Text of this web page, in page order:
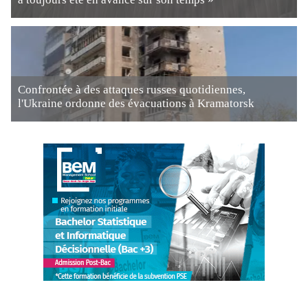
Confrontée à des attaques russes quotidiennes,
l'Ukraine ordonne des évacuations à Kramatorsk